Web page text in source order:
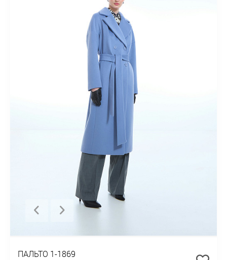
ПАЛЬТО 1-1869